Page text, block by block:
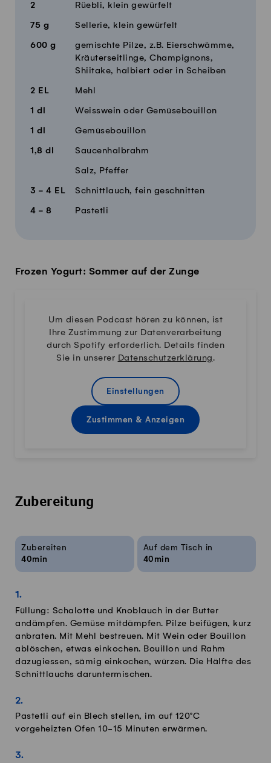
2 Rüebli, klein gewürfelt
75 g Sellerie, klein gewürfelt
600 g
gemischte Pilze, z.B. Eierschwämme,
Kräuterseitlinge, Champignons,
Shiitake, halbiert oder in Scheiben
2 EL Mehl
1 dl Weisswein oder Gemüsebouillon
1 dl Gemüsebouillon
1,8 dl Saucenhalbrahm
Salz, Pfeffer
3 - 4 EL Schnittlauch, fein geschnitten
4 - 8 Pastetli
Frozen Yogurt: Sommer auf der Zunge
Um diesen Podcast hören zu können, ist
Ihre Zustimmung zur Datenverarbeitung
durch Spotify erforderlich. Details finden
Sie in unserer Datenschutzerklärung.
Einstellungen
Zustimmen & Anzeigen
Zubereitung
Rezeptinfos
Zubereiten
40min
Auf dem Tisch in
40min
Füllung: Schalotte und Knoblauch in der Butter
andämpfen. Gemüse mitdämpfen. Pilze beifügen, kurz
anbraten. Mit Mehl bestreuen. Mit Wein oder Bouillon
ablöschen, etwas einkochen. Bouillon und Rahm
dazugiessen, sämig einkochen, würzen. Die Hälfte des
Schnittlauchs daruntermischen.
Pastetli auf ein Blech stellen, im auf 120°C
vorgeheizten Ofen 10-15 Minuten erwärmen.